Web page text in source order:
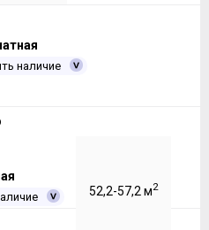
наличие
52,2-57,2 м2